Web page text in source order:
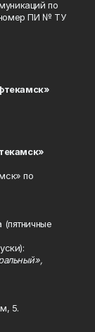
по
номер ПИ № ТУ
по
(пятничные
5.